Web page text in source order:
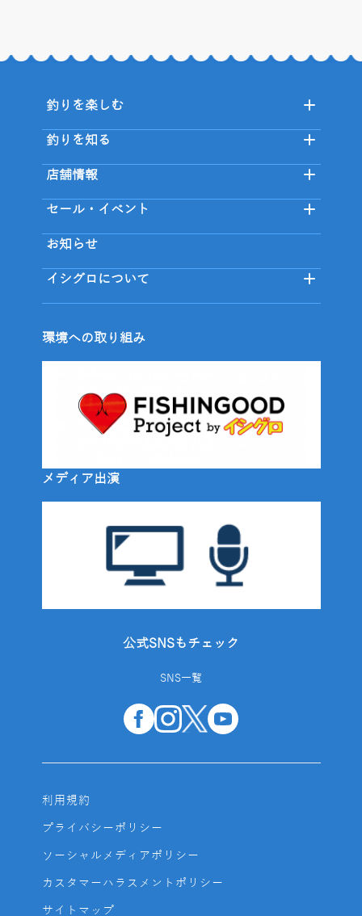
釣りを楽しむ
釣りを知る
店舗情報
セール・イベント
お知らせ
イシグロについて
環境への取り組み
メディア出演
公式SNSもチェック
SNS一覧
利用規約
プライバシーポリシー
ソーシャルメディアポリシー
カスタマーハラスメントポリシー
サイトマップ